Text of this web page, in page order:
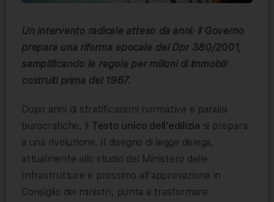
Un intervento radicale atteso da anni: il Governo
prepara una riforma epocale del Dpr 380/2001,
semplificando le regole per milioni di immobili
costruiti prima del 1967.
Dopo anni di stratificazioni normative e paralisi
burocratiche, il Testo unico dell’edilizia si prepara
a una rivoluzione. Il disegno di legge delega,
attualmente allo studio del Ministero delle
Infrastrutture e prossimo all’approvazione in
Consiglio dei ministri, punta a trasformare